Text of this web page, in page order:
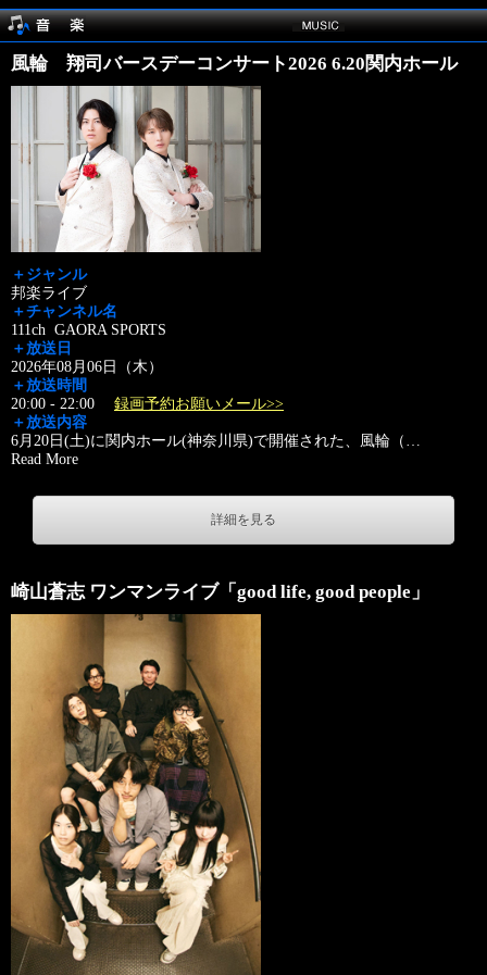
風輪 翔司バースデーコンサート2026 6.20関内ホール
＋ジャンル
邦楽ライブ
＋チャンネル名
111ch GAORA SPORTS
＋放送日
2026年08月06日（木）
＋放送時間
20:00 - 22:00 録画予約お願いメール>>
＋放送内容
6月20日(土)に関内ホール(神奈川県)で開催された、風輪（ …
Read More
詳細を見る
崎山蒼志 ワンマンライブ「good life, good people」